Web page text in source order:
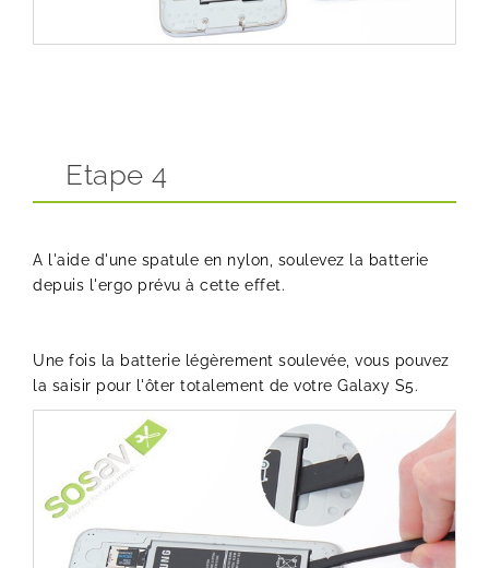
Etape 4
A l'aide d'une spatule en nylon, soulevez la batterie
depuis l'ergo prévu à cette effet.
Une fois la batterie légèrement soulevée, vous pouvez
la saisir pour l'ôter totalement de votre Galaxy S5.